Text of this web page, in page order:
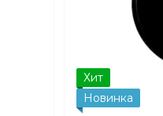
воплощающий
аромат. Это вызов
Хит
Новинка